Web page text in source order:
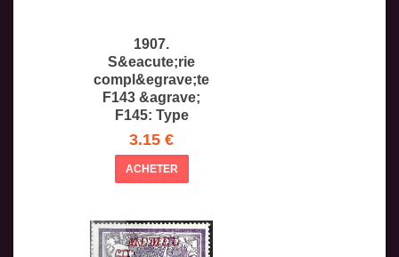
1907.
S&eacute;rie
compl&egrave;te
F143 &agrave;
F145: Type
Merson.
3.15 €
ACHETER